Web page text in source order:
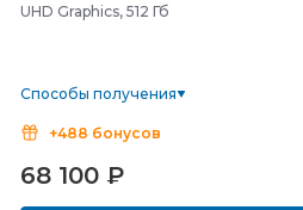
UHD Graphics, 512 Гб
Способы получения
+488 бонусов
68 100 ₽